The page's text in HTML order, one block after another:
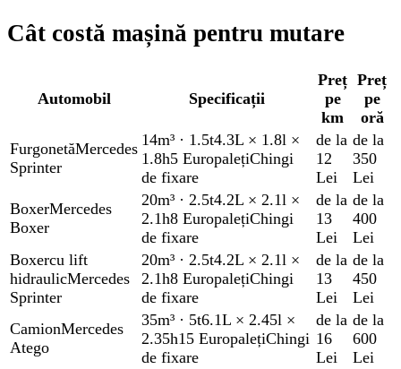
Cât costă mașină pentru mutare
Automobil Specificații
Preț
pe
km
Preț
pe
oră
FurgonetăMercedes
Sprinter
14m³ · 1.5t4.3L × 1.8l ×
1.8h5 EuropalețiChingi
de fixare
de la
12
Lei
de la
350
Lei
BoxerMercedes
Boxer
20m³ · 2.5t4.2L × 2.1l ×
2.1h8 EuropalețiChingi
de fixare
de la
13
Lei
de la
400
Lei
Boxercu lift
hidraulicMercedes
Sprinter
20m³ · 2.5t4.2L × 2.1l ×
2.1h8 EuropalețiChingi
de fixare
de la
13
Lei
de la
450
Lei
CamionMercedes
Atego
35m³ · 5t6.1L × 2.45l ×
2.35h15 EuropalețiChingi
de fixare
de la
16
Lei
de la
600
Lei